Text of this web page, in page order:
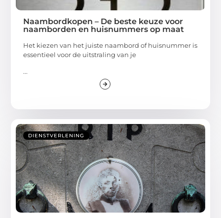
Naambordkopen – De beste keuze voor
naamborden en huisnummers op maat
Het kiezen van het juiste naambord of huisnummer is
essentieel voor de uitstraling van je
...
DIENSTVERLENING